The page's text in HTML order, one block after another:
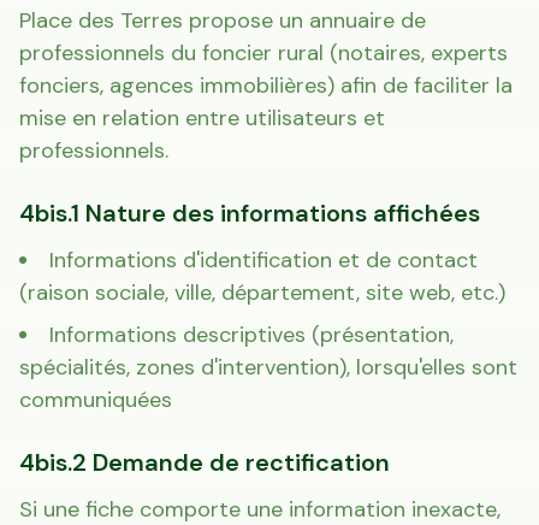
Place des Terres propose un annuaire de
professionnels du foncier rural (notaires, experts
fonciers, agences immobilières) afin de faciliter la
mise en relation entre utilisateurs et
professionnels.
4bis.1 Nature des informations affichées
Informations d'identification et de contact
(raison sociale, ville, département, site web, etc.)
Informations descriptives (présentation,
spécialités, zones d'intervention), lorsqu'elles sont
communiquées
4bis.2 Demande de rectification
Si une fiche comporte une information inexacte,